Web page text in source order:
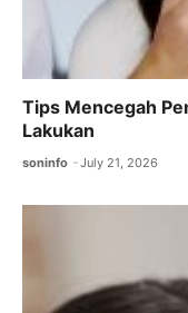
Tips Mencegah
Lakukan
soninfo July 21, 2026